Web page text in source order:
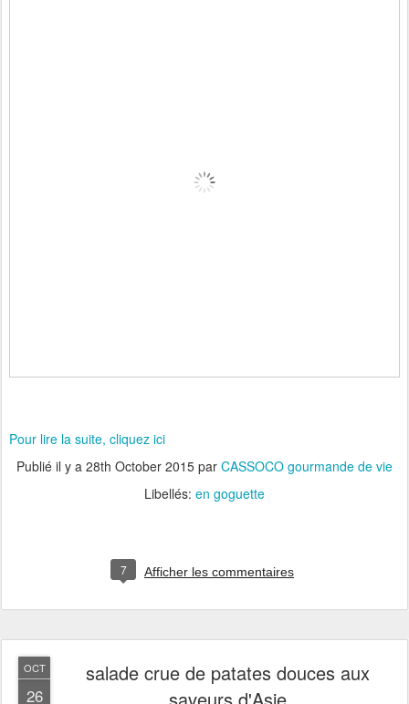
Pour lire la suite, cliquez ici
Publié il y a 28th October 2015 par CASSOCO gourmande de vie
Libellés: en goguette
7 Afficher les commentaires
OCT
26
salade crue de patates douces aux